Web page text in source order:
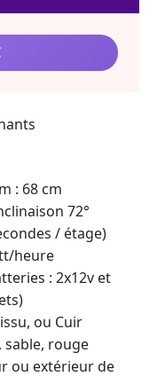
: 68 cm
72°
/ étage)
heure
: 2x12v et
ou Cuir
sable, rouge
ou extérieur de